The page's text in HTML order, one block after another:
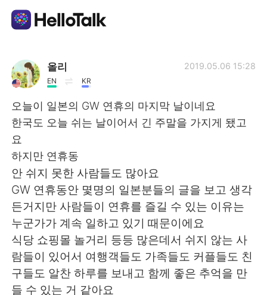
語学交換アプリ
AI Grammar Checker
日本語
English 简体中文
繁體中文 Español
العربية Français
Deutsch 한국어
올리
EN KR
2019.05.06 15:28
오늘이 일본의 GW 연휴의 마지막 날이네요
한국도 오늘 쉬는 날이어서 긴 주말을 가지게 됐고
요
하지만 연휴동
안 쉬지 못한 사람들도 많아요
GW 연휴동안 몇명의 일본분들의 글을 보고 생각
든거지만 사람들이 연휴를 즐길 수 있는 이유는
누군가가 계속 일하고 있기 때문이에요
식당 쇼핑몰 놀거리 등등 많은데서 쉬지 않는 사
람들이 있어서 여행객들도 가족들도 커플들도 친
구들도 알찬 하루를 보내고 함께 좋은 추억을 만
들 수 있는 거 같아요